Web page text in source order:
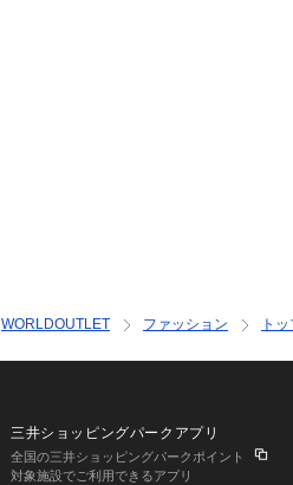
WORLDOUTLET ファッション ト
三井ショッピングパークアプリ
全国の三井ショッピングパークポイント
対象施設でご利用できるアプリ